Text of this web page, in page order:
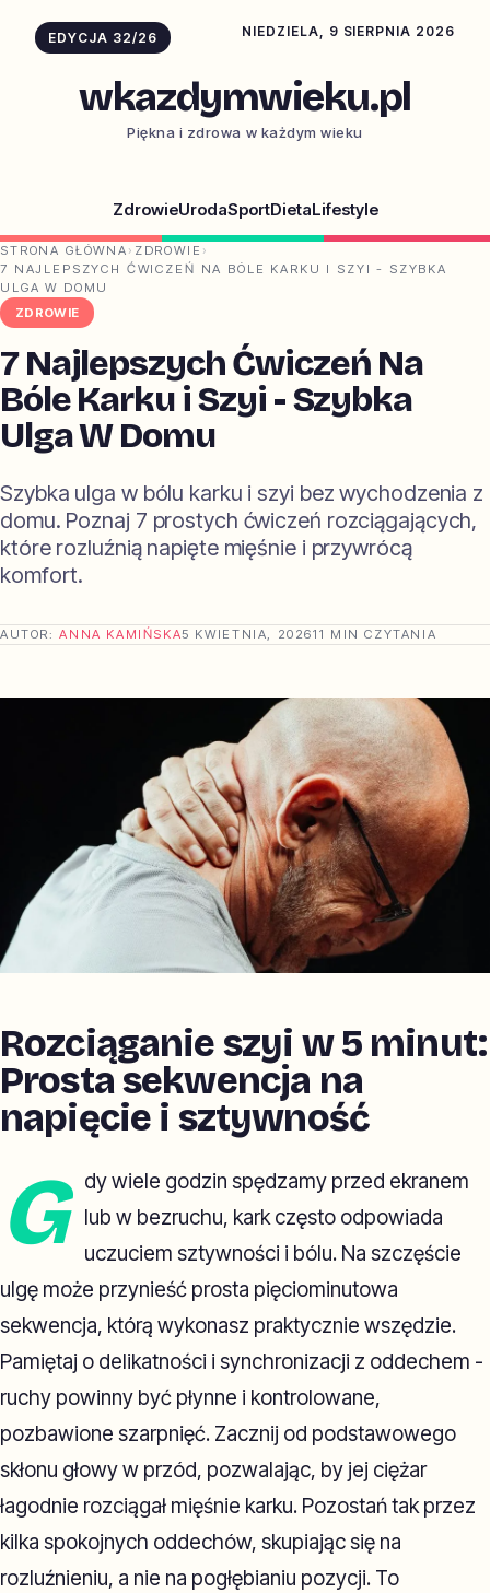
EDYCJA 32/26 NIEDZIELA, 9 SIERPNIA 2026
wkazdymwieku.pl
Piękna i zdrowa w każdym wieku
ZdrowieUrodaSportDietaLifestyle
STRONA GŁÓWNA › ZDROWIE ›
7 NAJLEPSZYCH ĆWICZEŃ NA BÓLE KARKU I SZYI - SZYBKA
ULGA W DOMU
ZDROWIE
7 Najlepszych Ćwiczeń Na
Bóle Karku i Szyi - Szybka
Ulga W Domu
Szybka ulga w bólu karku i szyi bez wychodzenia z
domu. Poznaj 7 prostych ćwiczeń rozciągających,
które rozluźnią napięte mięśnie i przywrócą
komfort.
AUTOR:ANNA KAMIŃSKA5 KWIETNIA, 202611 MIN CZYTANIA
Rozciąganie szyi w 5 minut:
Prosta sekwencja na
napięcie i sztywność
G
dy wiele godzin spędzamy przed ekranem
lub w bezruchu, kark często odpowiada
uczuciem sztywności i bólu. Na szczęście
ulgę może przynieść prosta pięciominutowa
sekwencja, którą wykonasz praktycznie wszędzie.
Pamiętaj o delikatności i synchronizacji z oddechem -
ruchy powinny być płynne i kontrolowane,
pozbawione szarpnięć. Zacznij od podstawowego
skłonu głowy w przód, pozwalając, by jej ciężar
łagodnie rozciągał mięśnie karku. Pozostań tak przez
kilka spokojnych oddechów, skupiając się na
rozluźnieniu, a nie na pogłębianiu pozycji. To